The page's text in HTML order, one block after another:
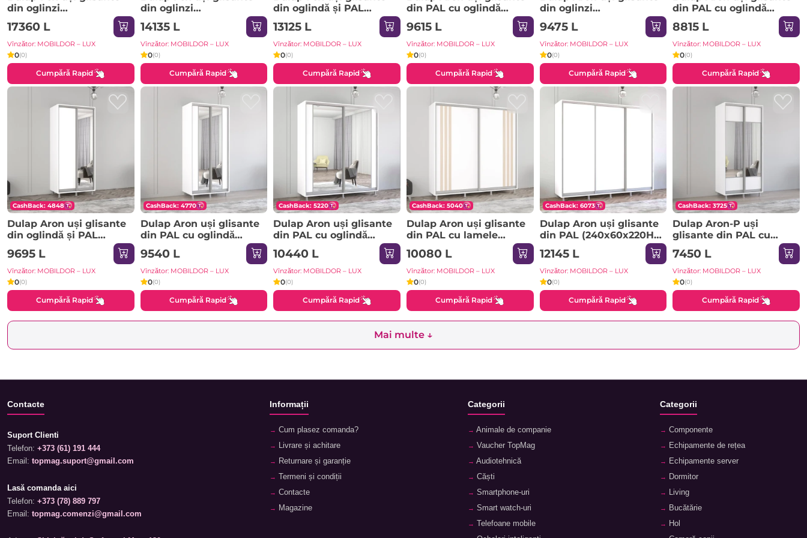
din oglinzi
(370x60x220H cm)
Anthracite
17360 L
Vînzător: MOBILDOR – LUX
0(0)
Cumpără Rapid
din oglinzi
(290x60x200H cm)
Sonoma
14135 L
Vînzător: MOBILDOR – LUX
0(0)
Cumpără Rapid
din oglindă și PAL
(300x60x220H cm) Alb
13125 L
Vînzător: MOBILDOR – LUX
0(0)
Cumpără Rapid
din PAL cu oglindă
orizontal (190x60x210H
cm) Alb Brilliant
9615 L
Vînzător: MOBILDOR – LUX
0(0)
Cumpără Rapid
din oglinzi
(170x60x220H cm)
Sonoma
9475 L
Vînzător: MOBILDOR – LUX
0(0)
Cumpără Rapid
din PAL cu oglindă
zebra (130x60x230H cm)
Anthracite
8815 L
Vînzător: MOBILDOR – LUX
0(0)
Cumpără Rapid
CashBack: 4848
Dulap Aron uși glisante
din oglindă și PAL
(190x60x230H cm) Alb
Brilliant
9695 L
Vînzător: MOBILDOR – LUX
0(0)
Cumpără Rapid
CashBack: 4770
Dulap Aron uși glisante
din PAL cu oglindă
vertical (170x60x240H
cm) Sonoma
9540 L
Vînzător: MOBILDOR – LUX
0(0)
Cumpără Rapid
CashBack: 5220
Dulap Aron uși glisante
din PAL cu oglindă
vertical (210x60x230H
cm) Alb Brilliant
10440 L
Vînzător: MOBILDOR – LUX
0(0)
Cumpără Rapid
CashBack: 5040
Dulap Aron uși glisante
din PAL cu lamele
(210x60x220H cm)
Anthracite
10080 L
Vînzător: MOBILDOR – LUX
0(0)
Cumpără Rapid
CashBack: 6073
Dulap Aron uși glisante
din PAL (240x60x220H
cm) Sonoma
12145 L
Vînzător: MOBILDOR – LUX
0(0)
Cumpără Rapid
CashBack: 3725
Dulap Aron-P uși
glisante din PAL cu
oglindă orizontal
(100x60x200H cm) Alb
Brilliant
7450 L
Vînzător: MOBILDOR – LUX
0(0)
Cumpără Rapid
Mai multe ↓
Contacte
Suport Clienti
Telefon: +373 (61) 191 444
Email: topmag.suport@gmail.com
Lasă comanda aici
Telefon: +373 (78) 889 797
Email: topmag.comenzi@gmail.com
Informații
Cum plasez comanda?
Livrare și achitare
Returnare și garanție
Termeni și condiții
Contacte
Magazine
Categorii
Animale de companie
Vaucher TopMag
Audiotehnică
Căști
Smartphone-uri
Smart watch-uri
Telefoane mobile
Categorii
Componente
Echipamente de rețea
Echipamente server
Dormitor
Living
Bucătărie
Hol